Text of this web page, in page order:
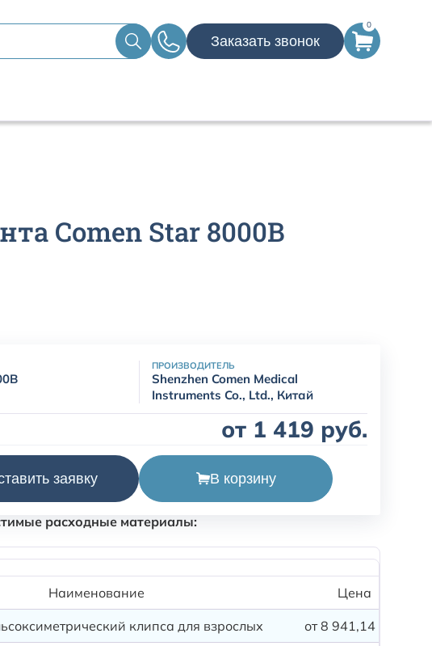
Заказать звонок
0
Comen Star 8000B
ПРОИЗВОДИТЕЛЬ
Shenzhen Comen Medical
Instruments Co., Ltd., Китай
от 1 419 руб.
заявку В корзину
Comen Star 8000B доступны совместимые
и комплектующие:
расходные материалы:
Наименование Цена
клипса для взрослых от 8 941,14 руб.